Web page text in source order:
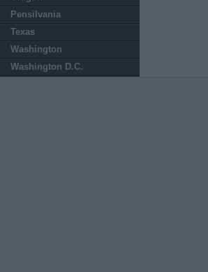
Pensilvania
Texas
Washington
Washington D.C.